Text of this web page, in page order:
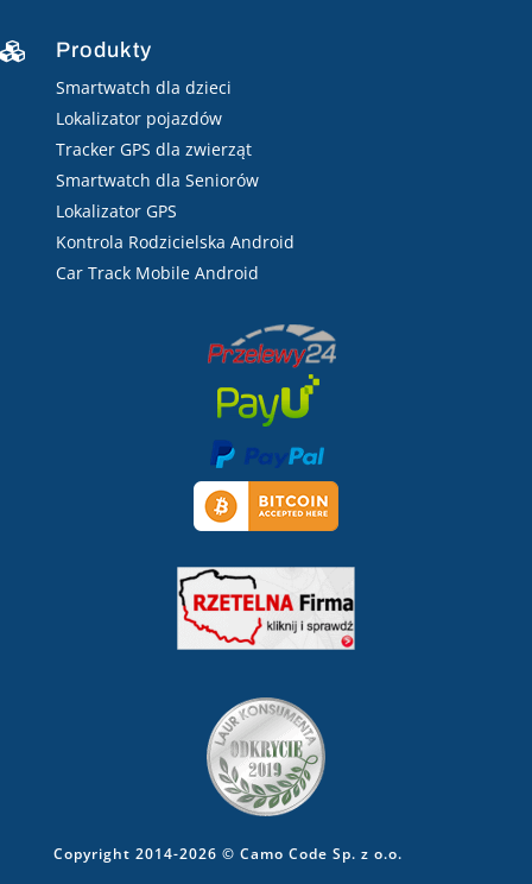
 Produkty
Smartwatch dla dzieci
Lokalizator pojazdów
Tracker GPS dla zwierząt
Smartwatch dla Seniorów
Lokalizator GPS
Kontrola Rodzicielska Android
Car Track Mobile Android
Copyright 2014-2026 © Camo Code Sp. z o.o.